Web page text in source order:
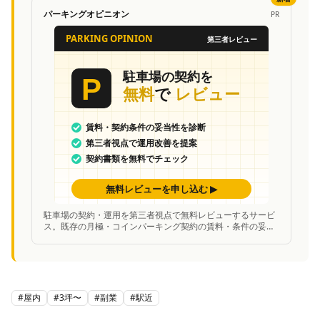
パーキングオピニオン PR
駐車場の契約・運用を第三者視点で無料レビューするサービ
ス。既存の月極・コインパーキング契約の賃料・条件の妥当
#屋内 #3坪〜 #副業 #駅近